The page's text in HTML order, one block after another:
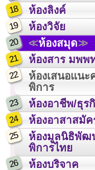
18 ห้องลิงค์
19 ห้องวิจัย
20 ห้องสมุด
21 ห้องสาร มพพ
22
ห้องเสนอแนะ
พิการ
23 ห้องอาชีพ/ธุร
24 ห้องอาสาสมัค
25
ห้องมูลนิธิพัฒ
พิการไทย
26 ห้องบริจาค